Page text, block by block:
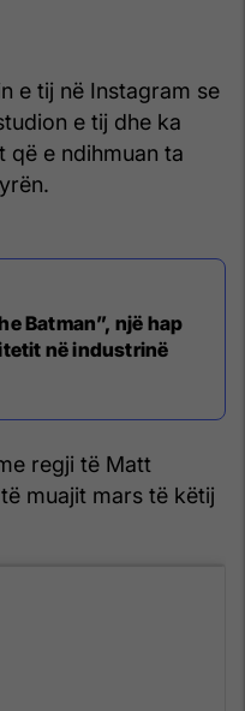
e tij në Instagram se
e tij dhe ka
që e ndihmuan ta
Batman”, një hap
në industrinë
regji të Matt
muajit mars të këtij